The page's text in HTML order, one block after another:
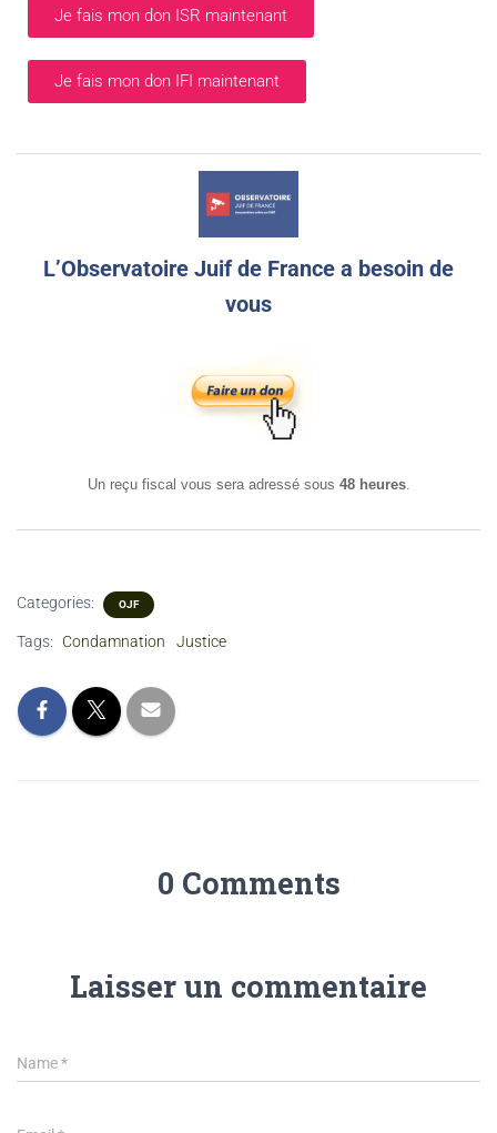
Je fais mon don ISR maintenant
Je fais mon don IFI maintenant
L’Observatoire Juif de France a besoin de
vous
Un reçu fiscal vous sera adressé sous 48 heures.
Categories: OJF
Tags: Condamnation Justice
0 Comments
Laisser un commentaire
Name*